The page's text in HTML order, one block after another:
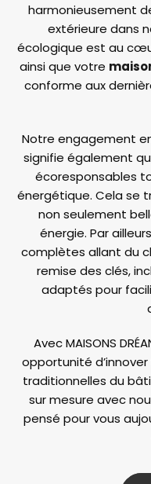
harmonieusement
extérieure dans
écologique est au
ainsi que votre
conforme aux
Notre engagement
signifie également
écoresponsables
énergétique. Cela se
non seulement
énergie. Par
complètes allant du
remise des clés,
adaptés pour
Avec MAISONS
opportunité
traditionnelles du
sur mesure avec
pensé pour vous